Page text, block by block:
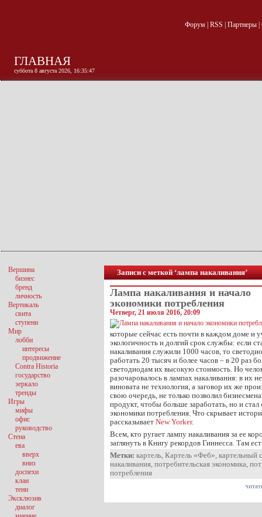
Форум| RSS Партнеры|
ГЛАВНАЯ
суббота 8 августа 2026, 16:35:48
Записи с меткой ‘лампа накаливания’
Лампа накаливания и начало
экономики потребления
Четверг, 21 июля 2016, 20:09
которые сейчас есть почти в каждом доме и
экологичность и долгий срок службы: если
накаливания служили 1000 часов, то
работать 20 тысяч и более часов – в 20 раз
светодиодам их высокую стоимость. Но
разочаровалось в лампах накаливания: в их
виновата не технология, а заговор их же
свою очередь, не только позволил
продукт, чтобы больше заработать, но и
экономики потребления. Что скрывает
рассказывает New Yorker.
Всем, кто ругает лампу накаливания за ее
заглянуть в Книгу рекордов Гиннесса. Там
Метки: картель, Картель «Феб», картельный
накаливания, потребительская экономика,
потребления
Вершина
бизнес
бренд
личность
Вертикаль
свита
ступени
Мир
лобби
интересы
продвижение
Contra Historia
государство
зеркало
тренды
Игры
мифы
офис
руководство
Стена
ева
вверх
вниз
доспехи
клан
тени
Эксклюзив
диалог